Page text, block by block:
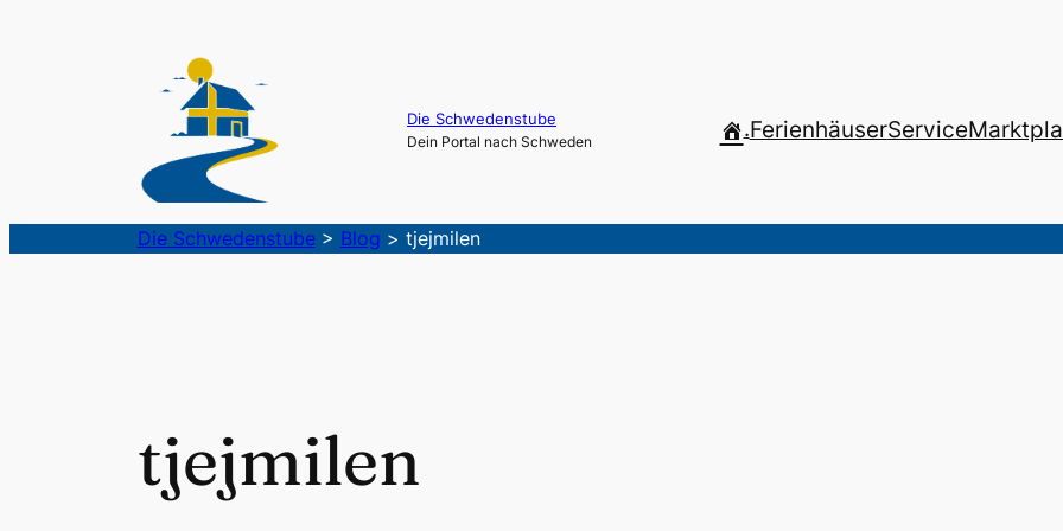
Die Schwedenstube
Dein Portal nach Schweden .FerienhäuserService
Die Schwedenstube> Blog > tjejmilen
tjejmilen